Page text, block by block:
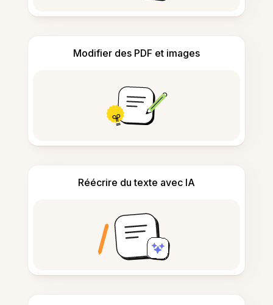
Modifier des PDF et images
Réécrire du texte avec IA